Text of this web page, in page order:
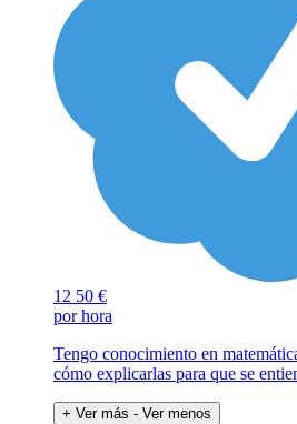
12 50 €
por hora
Tengo conocimiento en
cómo explicarlas para que se
+ Ver más - Ver menos